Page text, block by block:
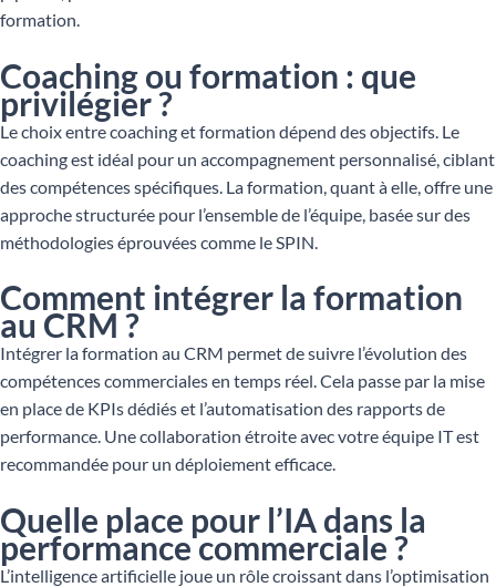
formation.
Coaching ou formation : que
privilégier ?
Le choix entre coaching et formation dépend des objectifs. Le
coaching est idéal pour un accompagnement personnalisé, ciblant
des compétences spécifiques. La formation, quant à elle, offre une
approche structurée pour l’ensemble de l’équipe, basée sur des
méthodologies éprouvées comme le SPIN.
Comment intégrer la formation
au CRM ?
Intégrer la formation au CRM permet de suivre l’évolution des
compétences commerciales en temps réel. Cela passe par la mise
en place de KPIs dédiés et l’automatisation des rapports de
performance. Une collaboration étroite avec votre équipe IT est
recommandée pour un déploiement efficace.
Quelle place pour l’IA dans la
performance commerciale ?
L’intelligence artificielle joue un rôle croissant dans l’optimisation